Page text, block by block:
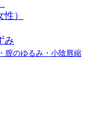
）
み
膣のゆるみ・小陰唇縮